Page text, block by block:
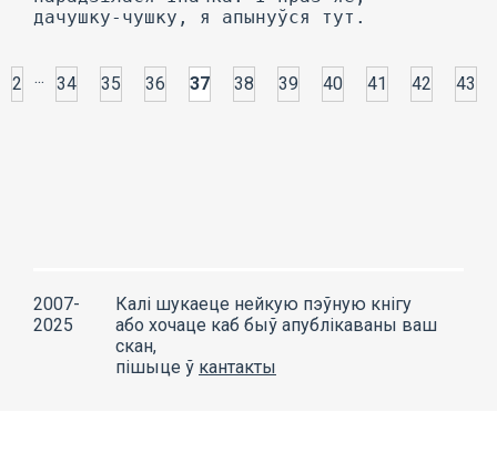
2 ... 34 35 36 37 38 39 40 41 42 43
2007-
2025
Калі шукаеце нейкую пэўную кнігу
або хочаце каб быў апублікаваны ваш
скан,
пішыце ў кантакты